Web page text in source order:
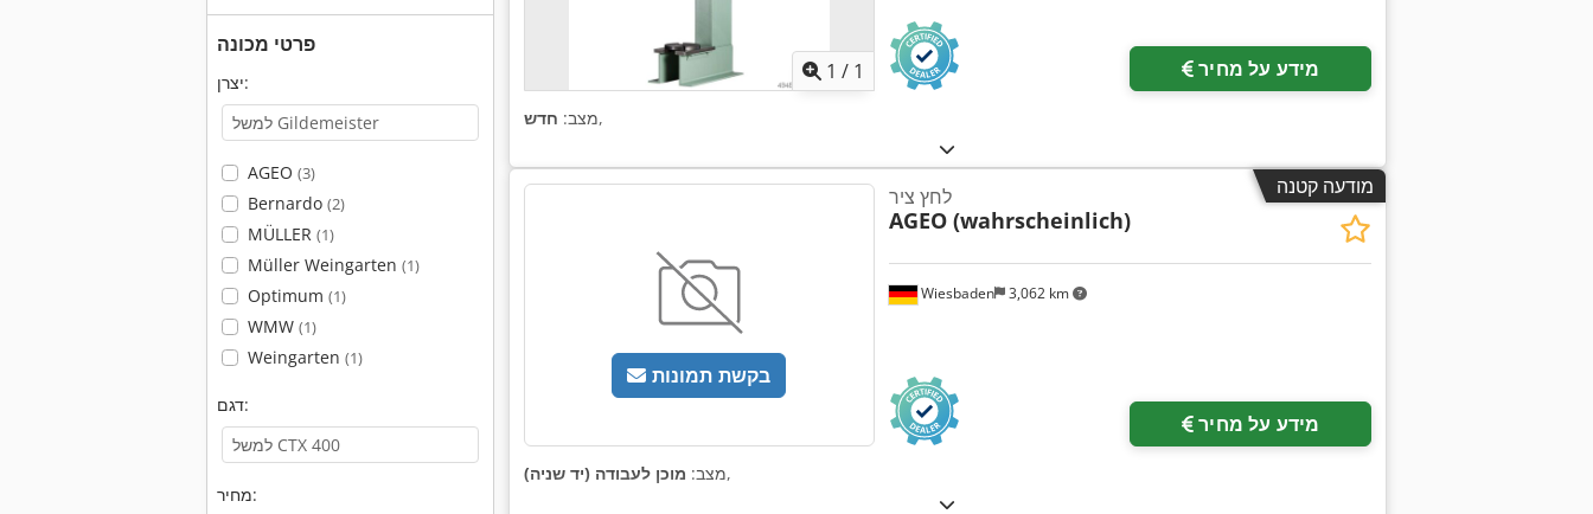
פרטי מכונה
יצרן:
AGEO (3)
Bernardo (2)
MÜLLER (1)
Müller Weingarten (1)
Optimum (1)
WMW (1)
Weingarten (1)
דגם:
מחיר:
1 / 1 מידע על מחיר
מצב: חדש ,
מודעה קטנה
בקשת תמונות
Wiesbaden 3,062 km
לחץ ציר
AGEO (wahrscheinlich)
מידע על מחיר
מצב: מוכן לעבודה (יד שניה) ,